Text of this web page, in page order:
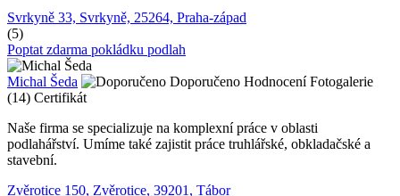
Svrkyně 33, Svrkyně, 25264, Praha-západ
(5)
Poptat zdarma pokládku podlah
Michal Šeda Doporučeno Hodnocení Fotogalerie
(14) Certifikát
Naše firma se specializuje na komplexní práce v oblasti
podlahářství. Umíme také zajistit práce truhlářské, obkladačské a
stavební.
Zvěrotice 150, Zvěrotice, 39201, Tábor